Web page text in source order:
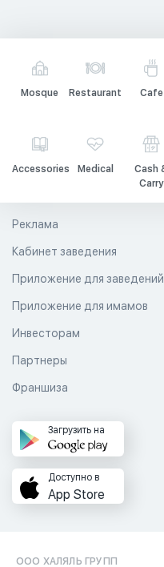
Mosque Restaurant Cafe
Accessories Medical
Cash
Carry
Реклама
Кабинет заведения
Приложение для заведений
Приложение для имамов
Инвесторам
Партнеры
Франшиза
Загрузить на
Доступно в
App Store
ООО ХАЛЯЛЬ ГРУПП